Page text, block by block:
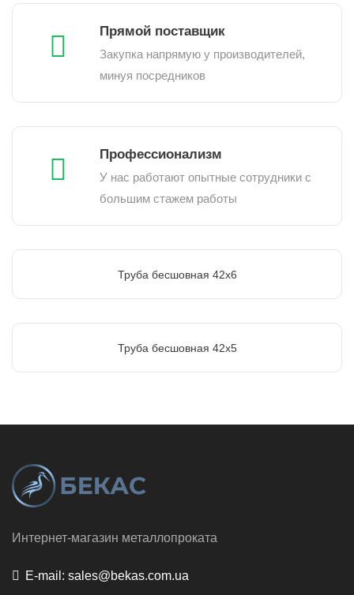
Прямой поставщик
Закупка напрямую у производителей,
минуя посредников
Профессионализм
У нас работают опытные сотрудники с
большим стажем работы
Труба бесшовная 42х6
Труба бесшовная 42х5
Интернет-магазин металлопроката
E-mail: sales@bekas.com.ua